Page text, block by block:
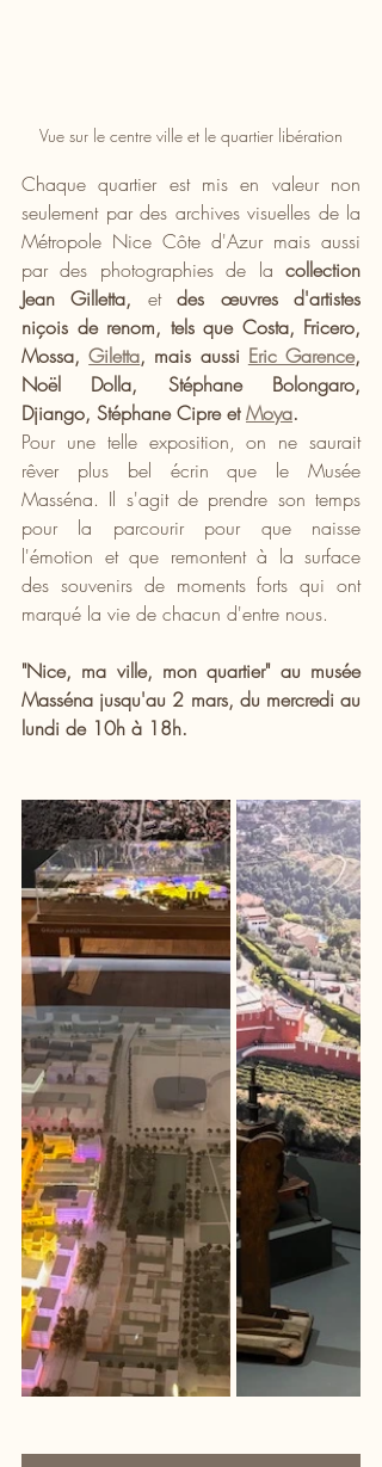
Vue sur le centre ville et le quartier libération
Chaque quartier est mis en valeur non
seulement par des archives visuelles de la
Métropole Nice Côte d'Azur mais aussi
par des photographies de la collection
Jean Gilletta, et des œuvres d'artistes
niçois de renom, tels que Costa, Fricero,
Mossa, Giletta, mais aussi Eric Garence,
Noël Dolla, Stéphane Bolongaro,
Djiango, Stéphane Cipre et Moya.
Pour une telle exposition, on ne saurait
rêver plus bel écrin que le Musée
Masséna. Il s'agit de prendre son temps
pour la parcourir pour que naisse
l'émotion et que remontent à la surface
des souvenirs de moments forts qui ont
marqué la vie de chacun d'entre nous.
"Nice, ma ville, mon quartier" au musée
Masséna jusqu'au 2 mars, du mercredi au
lundi de 10h à 18h.